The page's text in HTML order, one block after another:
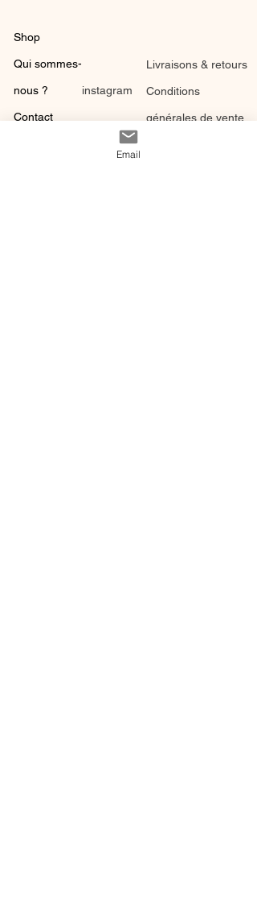
Shop
Qui sommes-
nous ?
Contact
instagram
Livraisons & retours
Conditions
générales de vente
Email